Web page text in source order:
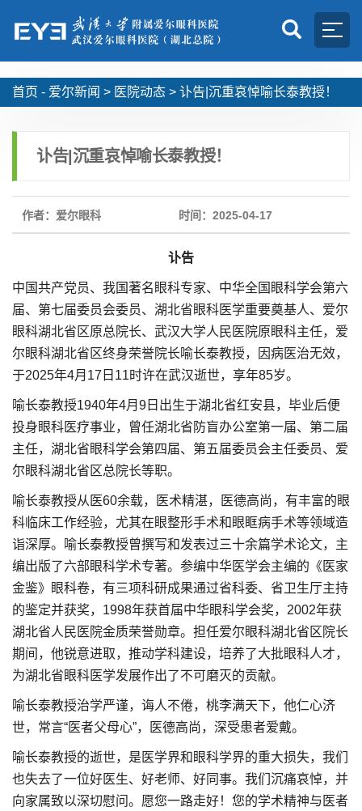
首页 - 爱尔新闻 > 医院动态 > 讣告|沉重哀悼喻长泰教授！
讣告|沉重哀悼喻长泰教授！
作者：爱尔眼科 时间：2025-04-17
讣告
中国共产党员、我国著名眼科专家、中华全国眼科学会第六
届、第七届委员会委员、湖北省眼科医学重要奠基人、爱尔
眼科湖北省区原总院长、武汉大学人民医院原眼科主任，爱
尔眼科湖北省区终身荣誉院长喻长泰教授，因病医治无效，
于2025年4月17日11时许在武汉逝世，享年85岁。
喻长泰教授1940年4月9日出生于湖北省红安县，毕业后便
投身眼科医疗事业，曾任湖北省防盲办公室第一届、第二届
主任，湖北省眼科学会第四届、第五届委员会主任委员、爱
尔眼科湖北省区总院长等职。
喻长泰教授从医60余载，医术精湛，医德高尚，有丰富的眼
科临床工作经验，尤其在眼整形手术和眼眶病手术等领域造
诣深厚。喻长泰教授曾撰写和发表过三十余篇学术论文，主
编出版了六部眼科学术专著。参编中华医学会主编的《医家
金鉴》眼科卷，有三项科研成果通过省科委、省卫生厅主持
的鉴定并获奖，1998年获首届中华眼科学会奖，2002年获
湖北省人民医院金质荣誉勋章。担任爱尔眼科湖北省区院长
期间，他锐意进取，推动学科建设，培养了大批眼科人才，
为湖北省眼科医学发展作出了不可磨灭的贡献。
喻长泰教授治学严谨，诲人不倦，桃李满天下，他仁心济
世，常言“医者父母心”，医德高尚，深受患者爱戴。
喻长泰教授的逝世，是医学界和眼科学界的重大损失，我们
也失去了一位好医生、好老师、好同事。我们沉痛哀悼，并
向家属致以深切慰问。愿您一路走好！您的学术精神与医者